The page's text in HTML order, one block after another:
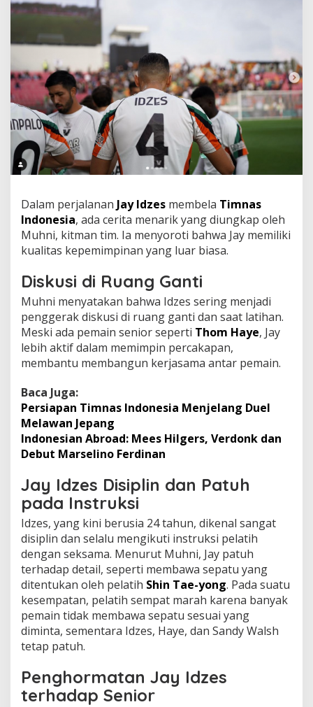
Dalam perjalanan Jay Idzes membela Timnas
Indonesia, ada cerita menarik yang diungkap oleh
Muhni, kitman tim. Ia menyoroti bahwa Jay memiliki
kualitas kepemimpinan yang luar biasa.
Diskusi di Ruang Ganti
Muhni menyatakan bahwa Idzes sering menjadi
penggerak diskusi di ruang ganti dan saat latihan.
Meski ada pemain senior seperti Thom Haye, Jay
lebih aktif dalam memimpin percakapan,
membantu membangun kerjasama antar pemain.
Baca Juga:
Persiapan Timnas Indonesia Menjelang Duel
Melawan Jepang
Indonesian Abroad: Mees Hilgers, Verdonk dan
Debut Marselino Ferdinan
Jay Idzes Disiplin dan Patuh
pada Instruksi
Idzes, yang kini berusia 24 tahun, dikenal sangat
disiplin dan selalu mengikuti instruksi pelatih
dengan seksama. Menurut Muhni, Jay patuh
terhadap detail, seperti membawa sepatu yang
ditentukan oleh pelatih Shin Tae-yong. Pada suatu
kesempatan, pelatih sempat marah karena banyak
pemain tidak membawa sepatu sesuai yang
diminta, sementara Idzes, Haye, dan Sandy Walsh
tetap patuh.
Penghormatan Jay Idzes
terhadap Senior